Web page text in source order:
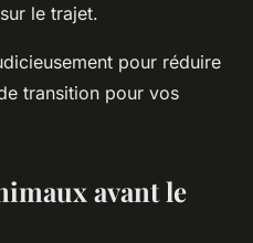
le trajet.
pour réduire
transition pour vos
avant le